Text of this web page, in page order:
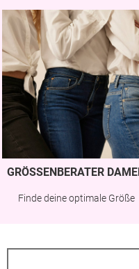
GRÖSSENBERATER DAMEN
Finde deine optimale Größe